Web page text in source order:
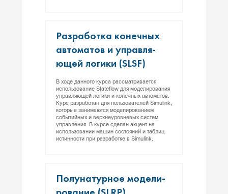
Раз­ра­бот­ка ко­неч­ных
ав­то­матов и уп­равля­
ющей ло­гики (SLSF)
В ходе данного курса рассматривается
использование Stateflow для моделирования
управляющей логики и конечных автоматов.
Курс разработан для пользователей Simulink,
которые занимаются моделированием
событийных и верхнеуровневых систем
управления. В курсе сделан акцент на
использовании машин состояний и таблиц
истинности при разработке в Simulink.
По­луна­тур­ное мо­дели­